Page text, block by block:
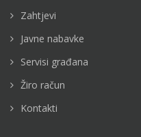
Zahtjevi
Javne nabavke
Servisi građana
Žiro račun
Kontakti